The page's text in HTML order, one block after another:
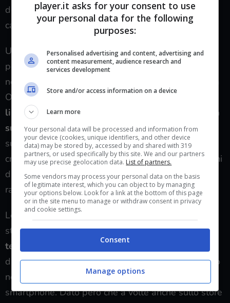
dell’app è però solo metà del sistema messo in
campo da questi hacker.
Una volta che l’app malevola si è installata, infatti,
per insinuarsi effettivamente sui device invia delle
notifiche push e, utilizzando la piattaforma legittima
OneSignal,nelle notifiche push sono inseriti dei
link di phishing. Nel momento in cui
l’utente clicca
sui link, totalmente ignaro di quello che sta
succedendo sul suo smartphone e in balia dei
criminali informatici, fornisce a questi anche gli ultimi
dati personali che forse ancora non erano riusciti a
raccogliere.
Le minacce come il malware Tanzeem sono allo
stesso tempo difficili da riconoscere mafacili da
tenere a bada
. Occorre praticare una sana dose di
diffidenza nei confronti delle app che non si trovano
nei canali ufficiali di download di software per
smartphone. Dato però che a volte anche sullo store
player.it asks for your consent to use
your personal data for the following
purposes:
Personalised advertising and content, advertising and
content measurement, audience research and
services development
Store and/or access information on a device
Learn more
Your personal data will be processed and information from
your device (cookies, unique identifiers, and other device
data) may be stored by, accessed by and shared with 319
partners, or used specifically by this site. We and our partners
may use precise geolocation data. List of partners.
Some vendors may process your personal data on the basis
of legitimate interest, which you can object to by managing
your options below. Look for a link at the bottom of this page
or in the site menu to manage or withdraw consent in privacy
and cookie settings.
Consent
Manage options